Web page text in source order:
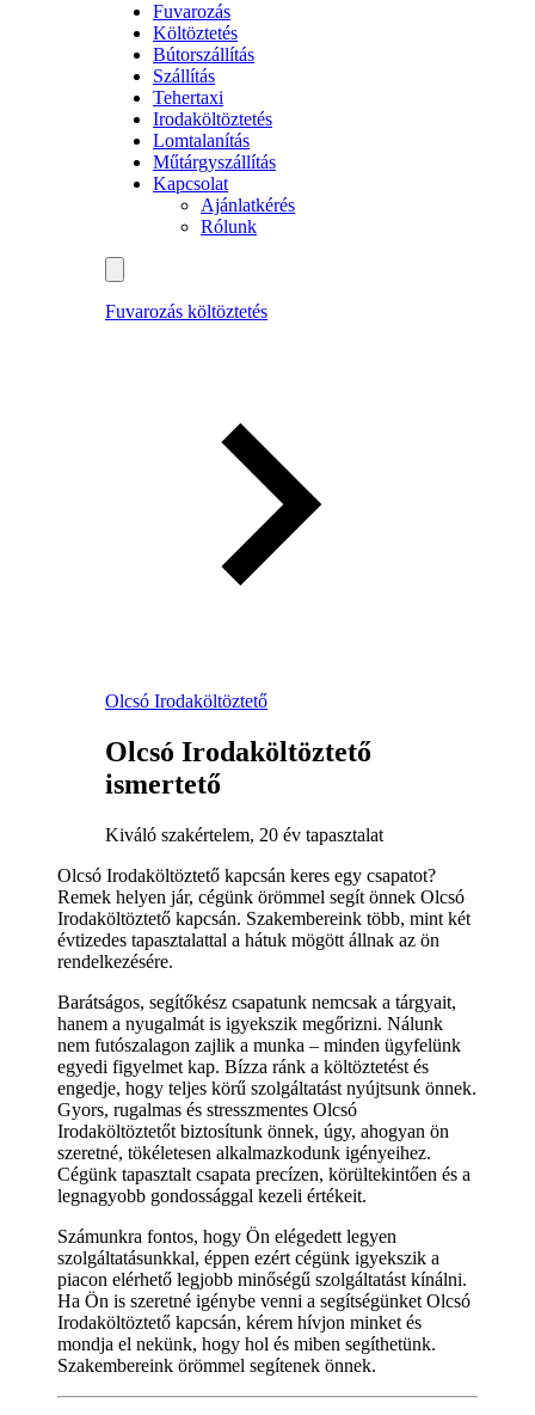
Fuvarozás
Költöztetés
Bútorszállítás
Szállítás
Tehertaxi
Irodaköltöztetés
Lomtalanítás
Műtárgyszállítás
Kapcsolat
Ajánlatkérés
Rólunk
Fuvarozás költöztetés
Olcsó Irodaköltöztető
Olcsó Irodaköltöztető
ismertető
Kiváló szakértelem, 20 év tapasztalat
Olcsó Irodaköltöztető kapcsán keres egy csapatot?
Remek helyen jár, cégünk örömmel segít önnek Olcsó
Irodaköltöztető kapcsán. Szakembereink több, mint két
évtizedes tapasztalattal a hátuk mögött állnak az ön
rendelkezésére.
Barátságos, segítőkész csapatunk nemcsak a tárgyait,
hanem a nyugalmát is igyekszik megőrizni. Nálunk
nem futószalagon zajlik a munka – minden ügyfelünk
egyedi figyelmet kap. Bízza ránk a költöztetést és
engedje, hogy teljes körű szolgáltatást nyújtsunk önnek.
Gyors, rugalmas és stresszmentes Olcsó
Irodaköltöztetőt biztosítunk önnek, úgy, ahogyan ön
szeretné, tökéletesen alkalmazkodunk igényeihez.
Cégünk tapasztalt csapata precízen, körültekintően és a
legnagyobb gondossággal kezeli értékeit.
Számunkra fontos, hogy Ön elégedett legyen
szolgáltatásunkkal, éppen ezért cégünk igyekszik a
piacon elérhető legjobb minőségű szolgáltatást kínálni.
Ha Ön is szeretné igénybe venni a segítségünket Olcsó
Irodaköltöztető kapcsán, kérem hívjon minket és
mondja el nekünk, hogy hol és miben segíthetünk.
Szakembereink örömmel segítenek önnek.